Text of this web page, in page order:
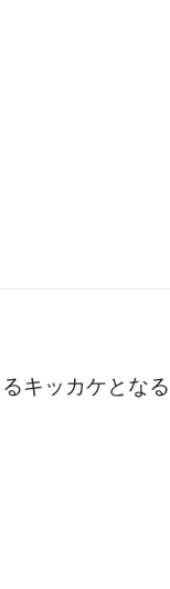
キッカケとなる